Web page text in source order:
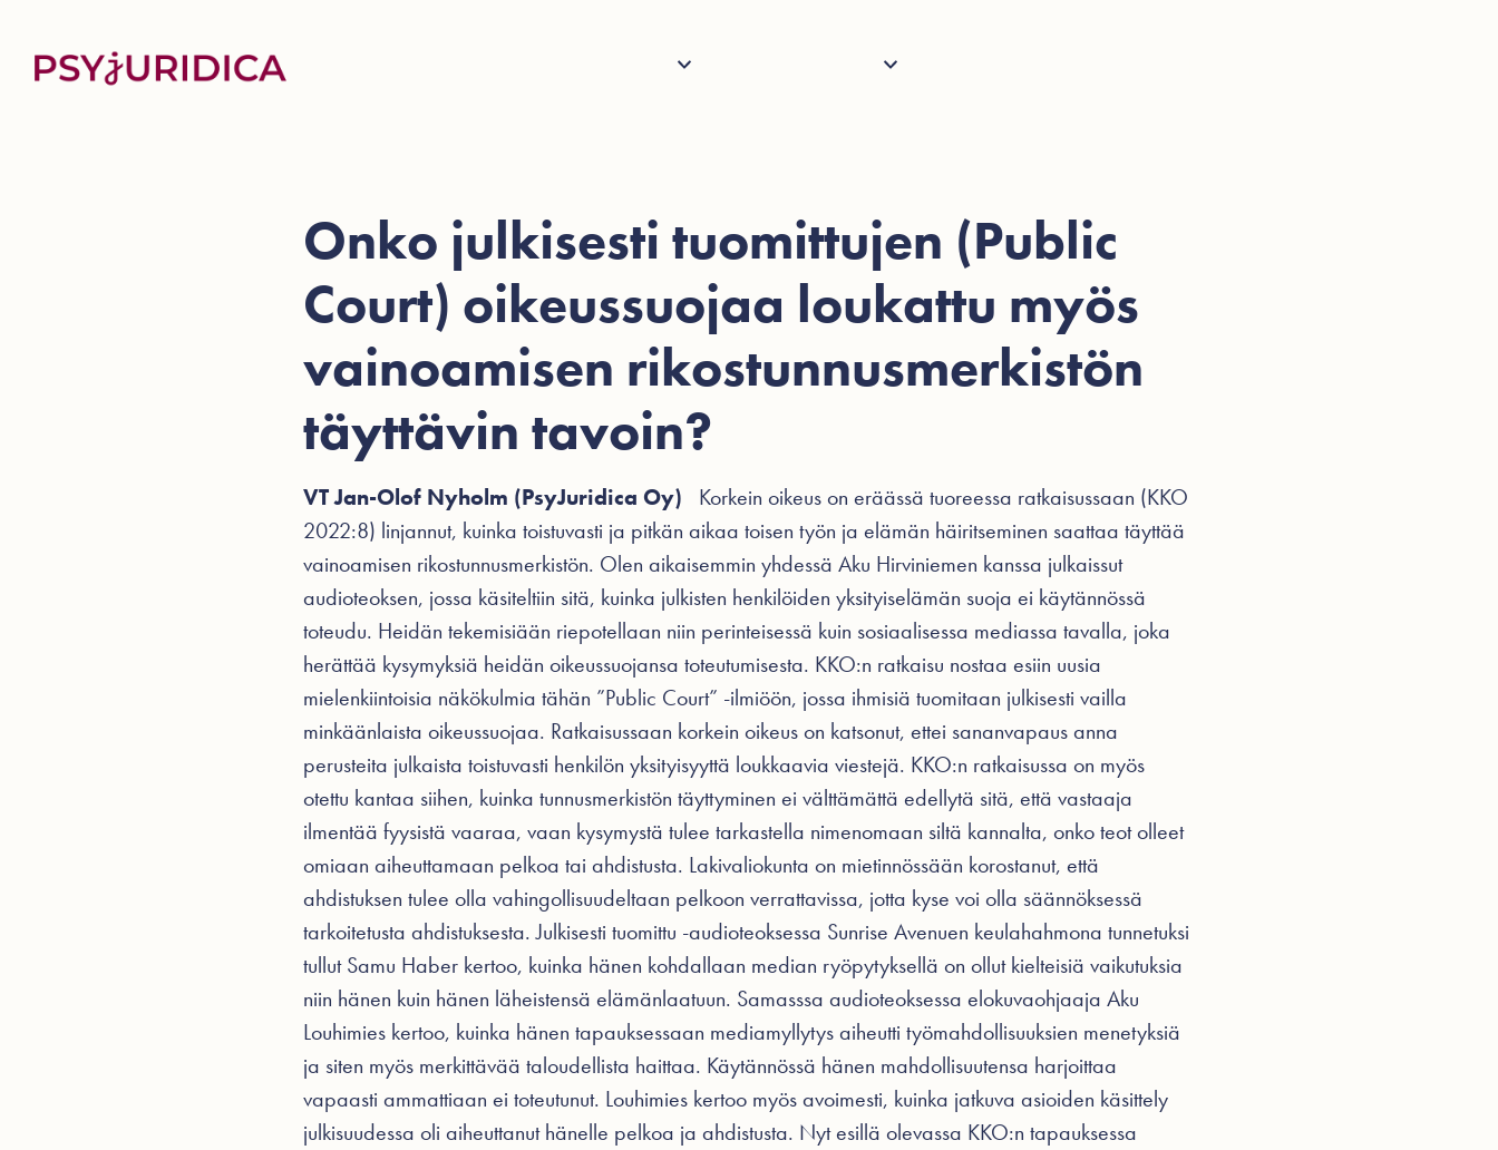
Palvelut Tietoa
Onko julkisesti tuomittujen (Public
Court) oikeussuojaa loukattu myös
vainoamisen rikostunnusmerkistön
täyttävin tavoin?
VT Jan-Olof Nyholm (PsyJuridica Oy)
Korkein oikeus on eräässä tuoreessa ratkaisussaan (KKO
2022:8) linjannut, kuinka toistuvasti ja pitkän aikaa toisen työn ja elämän häiritseminen saattaa täyttää
vainoamisen rikostunnusmerkistön. Olen aikaisemmin yhdessä Aku Hirviniemen kanssa julkaissut
audioteoksen, jossa käsiteltiin sitä, kuinka julkisten henkilöiden yksityiselämän suoja ei käytännössä
toteudu. Heidän tekemisiään riepotellaan niin perinteisessä kuin sosiaalisessa mediassa tavalla, joka
herättää kysymyksiä heidän oikeussuojansa toteutumisesta. KKO:n ratkaisu nostaa esiin uusia
mielenkiintoisia näkökulmia tähän ”Public Court” -ilmiöön, jossa ihmisiä tuomitaan julkisesti vailla
minkäänlaista oikeussuojaa. Ratkaisussaan korkein oikeus on katsonut, ettei sananvapaus anna
perusteita julkaista toistuvasti henkilön yksityisyyttä loukkaavia viestejä. KKO:n ratkaisussa on myös
otettu kantaa siihen, kuinka tunnusmerkistön täyttyminen ei välttämättä edellytä sitä, että vastaaja
ilmentää fyysistä vaaraa, vaan kysymystä tulee tarkastella nimenomaan siltä kannalta, onko teot olleet
omiaan aiheuttamaan pelkoa tai ahdistusta. Lakivaliokunta on mietinnössään korostanut, että
ahdistuksen tulee olla vahingollisuudeltaan pelkoon verrattavissa, jotta kyse voi olla säännöksessä
tarkoitetusta ahdistuksesta. Julkisesti tuomittu -audioteoksessa Sunrise Avenuen keulahahmona tunnetuksi
tullut Samu Haber kertoo, kuinka hänen kohdallaan median ryöpytyksellä on ollut kielteisiä vaikutuksia
niin hänen kuin hänen läheistensä elämänlaatuun. Samasssa audioteoksessa elokuvaohjaaja Aku
Louhimies kertoo, kuinka hänen tapauksessaan mediamyllytys aiheutti työmahdollisuuksien menetyksiä
ja siten myös merkittävää taloudellista haittaa. Käytännössä hänen mahdollisuutensa harjoittaa
vapaasti ammattiaan ei toteutunut. Louhimies kertoo myös avoimesti, kuinka jatkuva asioiden käsittely
julkisuudessa oli aiheuttanut hänelle pelkoa ja ahdistusta. Nyt esillä olevassa KKO:n tapauksessa